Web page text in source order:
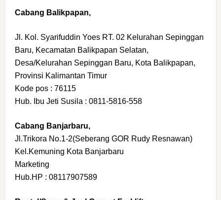
Cabang Balikpapan,
Jl. Kol. Syarifuddin Yoes RT. 02 Kelurahan Sepinggan
Baru, Kecamatan Balikpapan Selatan,
Desa/Kelurahan Sepinggan Baru, Kota Balikpapan,
Provinsi Kalimantan Timur
Kode pos : 76115
Hub. Ibu Jeti Susila : 0811-5816-558
Cabang Banjarbaru,
Jl.Trikora No.1-2(Seberang GOR Rudy Resnawan)
Kel.Kemuning Kota Banjarbaru
Marketing
Hub.HP : 08117907589